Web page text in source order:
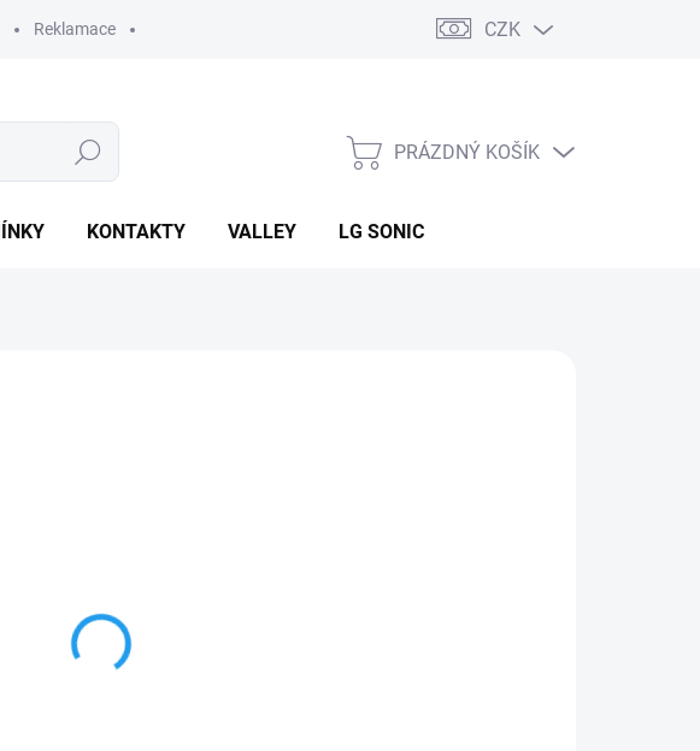
Reklamace CZK
Hledat
NÁKUPNÍ
PRÁZDNÝ KOŠÍK
KONTAKTY VALLEY LG SONIC
Kapková závlaha živých plotů, okrasných nebo